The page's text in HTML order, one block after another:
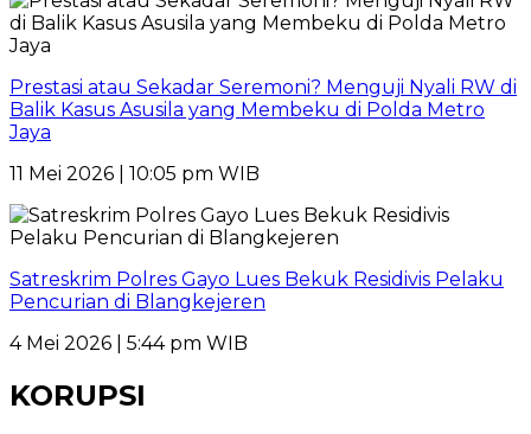
Prestasi atau Sekadar Seremoni? Menguji Nyali RW di
Balik Kasus Asusila yang Membeku di Polda Metro
Jaya
11 Mei 2026 | 10:05 pm WIB
Satreskrim Polres Gayo Lues Bekuk Residivis Pelaku
Pencurian di Blangkejeren
4 Mei 2026 | 5:44 pm WIB
KORUPSI